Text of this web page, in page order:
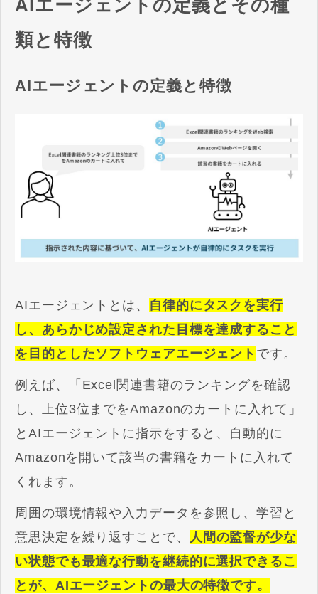
AIエージェントの定義とその種
類と特徴
AIエージェントの定義と特徴
AIエージェントとは、
自律的にタスクを実行
し、あらかじめ設定された目標を達成すること
を目的としたソフトウェアエージェント です。
例えば、「Excel関連書籍のランキングを確認
し、上位3位までをAmazonのカートに入れて」
とAIエージェントに指示をすると、自動的に
Amazonを開いて該当の書籍をカートに入れて
くれます。
周囲の環境情報や入力データを参照し、学習と
意思決定を繰り返すことで、
人間の監督が少な
い状態でも最適な行動を継続的に選択できるこ
とが、AIエージェントの最大の特徴です。